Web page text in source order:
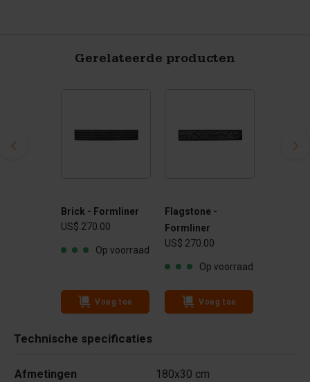
Gerelateerde producten
Brick - Formliner
US$ 270.00
Op voorraad
Voeg toe
Flagstone -
Formliner
US$ 270.00
Op voorraad
Voeg toe
Technische specificaties
Afmetingen
180x30 cm